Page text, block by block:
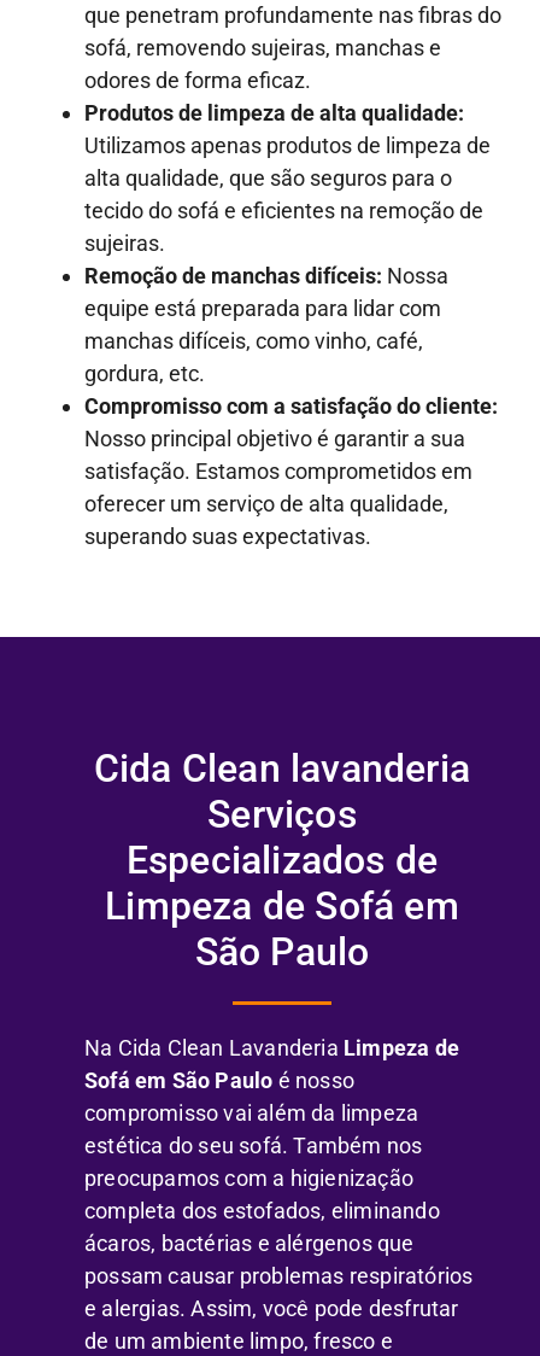
que penetram profundamente nas fibras do
sofá, removendo sujeiras, manchas e
odores de forma eficaz.
Produtos de limpeza de alta qualidade:
Utilizamos apenas produtos de limpeza de
alta qualidade, que são seguros para o
tecido do sofá e eficientes na remoção de
sujeiras.
Remoção de manchas difíceis: Nossa
equipe está preparada para lidar com
manchas difíceis, como vinho, café,
gordura, etc.
Compromisso com a satisfação do cliente:
Nosso principal objetivo é garantir a sua
satisfação. Estamos comprometidos em
oferecer um serviço de alta qualidade,
superando suas expectativas.
Cida Clean lavanderia
Serviços
Especializados de
Limpeza de Sofá em
São Paulo
Na Cida Clean Lavanderia Limpeza de
Sofá em São Paulo é nosso
compromisso vai além da limpeza
estética do seu sofá. Também nos
preocupamos com a higienização
completa dos estofados, eliminando
ácaros, bactérias e alérgenos que
possam causar problemas respiratórios
e alergias. Assim, você pode desfrutar
de um ambiente limpo, fresco e